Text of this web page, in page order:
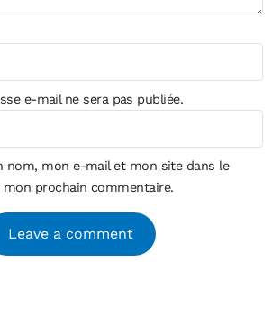
e-mail ne sera pas publiée.
nom, mon e-mail et mon site dans le
mon prochain commentaire.